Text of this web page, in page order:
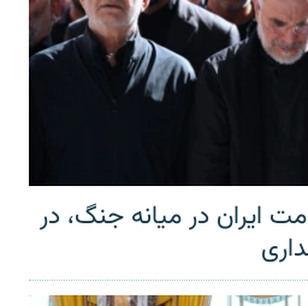
ایران در میانه جنگ، در